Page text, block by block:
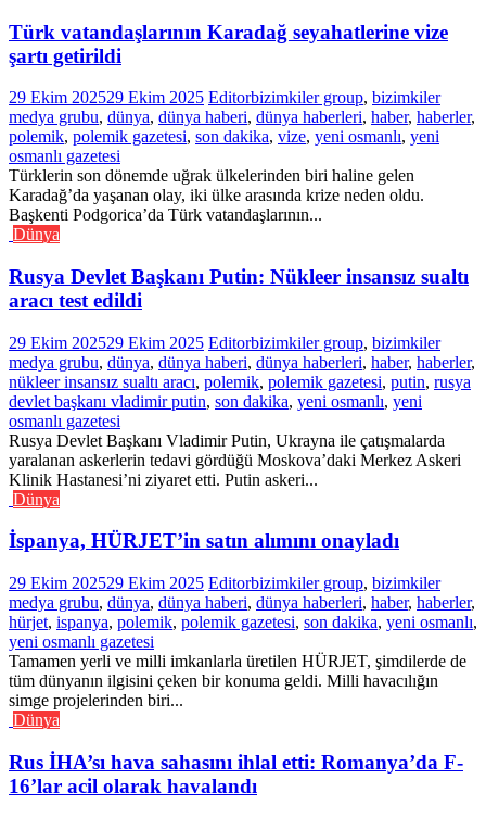
Türk vatandaşlarının Karadağ seyahatlerine vize
şartı getirildi
29 Ekim 202529 Ekim 2025 Editorbizimkiler group, bizimkiler
medya grubu, dünya, dünya haberi, dünya haberleri, haber, haberler,
polemik, polemik gazetesi, son dakika, vize, yeni osmanlı, yeni
osmanlı gazetesi
Türklerin son dönemde uğrak ülkelerinden biri haline gelen
Karadağ’da yaşanan olay, iki ülke arasında krize neden oldu.
Başkenti Podgorica’da Türk vatandaşlarının...
Dünya
Rusya Devlet Başkanı Putin: Nükleer insansız sualtı
aracı test edildi
29 Ekim 202529 Ekim 2025 Editorbizimkiler group, bizimkiler
medya grubu, dünya, dünya haberi, dünya haberleri, haber, haberler,
nükleer insansız sualtı aracı, polemik, polemik gazetesi, putin, rusya
devlet başkanı vladimir putin, son dakika, yeni osmanlı, yeni
osmanlı gazetesi
Rusya Devlet Başkanı Vladimir Putin, Ukrayna ile çatışmalarda
yaralanan askerlerin tedavi gördüğü Moskova’daki Merkez Askeri
Klinik Hastanesi’ni ziyaret etti. Putin askeri...
Dünya
İspanya, HÜRJET’in satın alımını onayladı
29 Ekim 202529 Ekim 2025 Editorbizimkiler group, bizimkiler
medya grubu, dünya, dünya haberi, dünya haberleri, haber, haberler,
hürjet, ispanya, polemik, polemik gazetesi, son dakika, yeni osmanlı,
yeni osmanlı gazetesi
Tamamen yerli ve milli imkanlarla üretilen HÜRJET, şimdilerde de
tüm dünyanın ilgisini çeken bir konuma geldi. Milli havacılığın
simge projelerinden biri...
Dünya
Rus İHA’sı hava sahasını ihlal etti: Romanya’da F-
16’lar acil olarak havalandı